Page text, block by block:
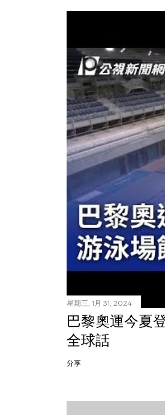
星期三, 1月 31, 2024
巴黎奧運今夏
全球話
分享